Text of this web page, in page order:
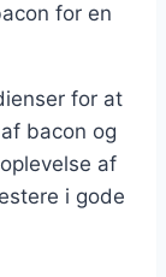
for en
for at
bacon og
af
i gode